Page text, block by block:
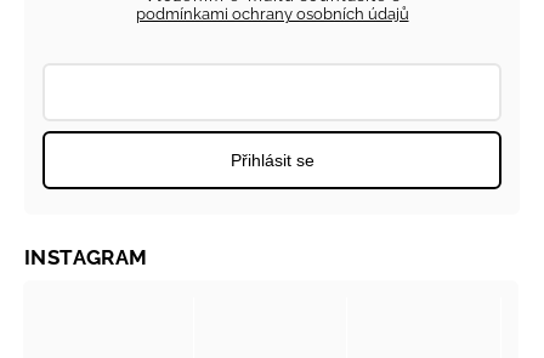
podmínkami ochrany osobních údajů
Přihlásit se
INSTAGRAM